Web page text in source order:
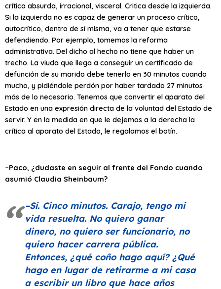
crítica absurda, irracional, visceral. Critica desde la izquierda.
Si la izquierda no es capaz de generar un proceso crítico,
autocrítico, dentro de sí misma, va a tener que estarse
defendiendo. Por ejemplo, tomemos la reforma
administrativa. Del dicho al hecho no tiene que haber un
trecho. La viuda que llega a conseguir un certificado de
defunción de su marido debe tenerlo en 30 minutos cuando
mucho, y pidiéndole perdón por haber tardado 27 minutos
más de lo necesario. Tenemos que convertir el aparato del
Estado en una expresión directa de la voluntad del Estado de
servir. Y en la medida en que le dejemos a la derecha la
crítica al aparato del Estado, le regalamos el botín.
–Paco, ¿dudaste en seguir al frente del Fondo cuando
asumió Claudia Sheinbaum?
–Sí. Cinco minutos. Carajo, tengo mi
vida resuelta. No quiero ganar
dinero, no quiero ser funcionario, no
quiero hacer carrera pública.
Entonces, ¿qué coño hago aquí? ¿Qué
hago en lugar de retirarme a mi casa
a escribir un libro que hace años